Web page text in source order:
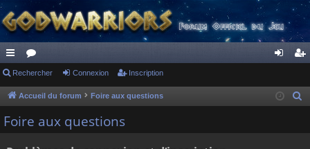
ac
co
ur
or
u ne cri
Rechercher Connexion Inscription
Accueil du forum Foire aux questions
Foire aux questions